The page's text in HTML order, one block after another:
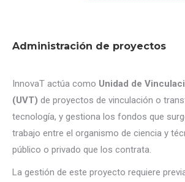
Administración de proyectos
InnovaT actúa como Unidad de
(UVT) de proyectos de vinculación o
tecnología, y gestiona los fondos que
trabajo entre el organismo de ciencia y
público o privado que los contrata.
La gestión de este proyecto requiere